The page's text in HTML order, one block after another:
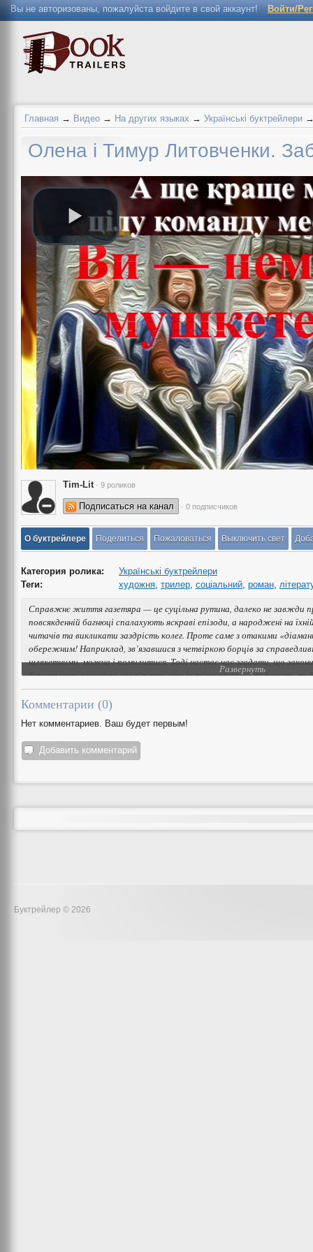
Вы не авторизованы, пожалуйста войдите в свой аккаунт! Войти/
Главная → Видео → На других языках → Українські буктрейлери
Олена і Тимур Литовченки.
Tim-Lit · 9 роликов
Подписаться на канал · 0 подписчиков
О буктрейлере Поделиться Пожаловаться Выключить свет
Категория ролика:
Українські буктрейлери
Теги:
художня, трилер, соціальний, роман,
Справжнє життя газетяра — це суцільна рутина, далеко не завжди
повсякденній багнюці спалахують яскраві епізоди, а народжені на
читачів та викликати заздрість колег. Проте саме з отакими
обережним! Наприклад, зв’язавшися з четвіркою борців за
шляхетними, можна і помилитися. Тоді настає час згадати, що
буквальному розумінні кров’ю тих, хто їх порушував… і подумати,
чергову криваву плямку в черговому правилі газетярської роботи.
Развернуть
Комментарии (0)
Нет комментариев. Ваш будет первым!
Добавить комментарий
Буктрейлер © 2026